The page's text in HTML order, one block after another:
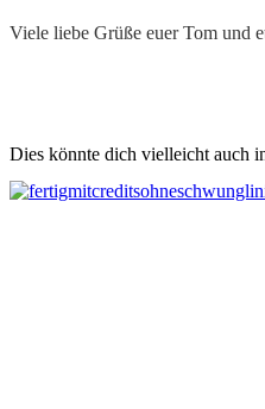
Viele liebe Grüße euer Tom und
Dies könnte dich vielleicht auch